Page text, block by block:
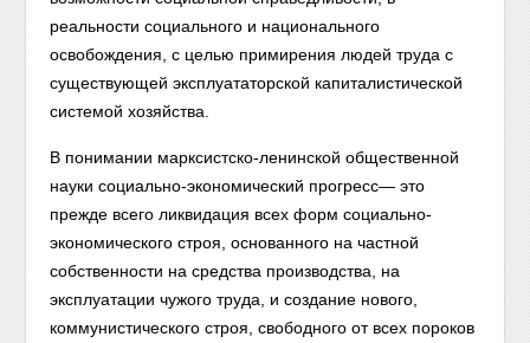
реальности социального и национального
освобождения, с целью примирения людей труда с
существующей эксплуататорской капиталистической
системой хозяйства.
В понимании марксистско-ленинской общественной
науки социально-экономический прогресс— это
прежде всего ликвидация всех форм социально-
экономического строя, основанного на частной
собственности на средства производства, на
эксплуатации чужого труда, и создание нового,
коммунистического строя, свободного от всех пороков